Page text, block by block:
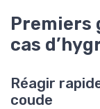
Premiers
cas
Réagir
coude